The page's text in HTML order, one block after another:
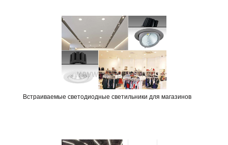
Встраиваемые светодиодные светильники для магазинов